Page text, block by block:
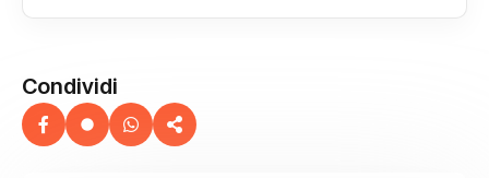
Condividi